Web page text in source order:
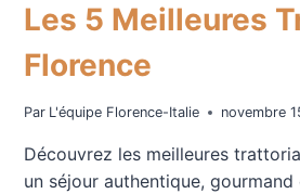
Les 5 Meilleures
Florence
Par L'équipe Florence-Italie novembre
Découvrez les meilleures
un séjour authentique,